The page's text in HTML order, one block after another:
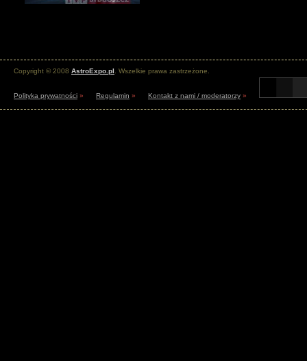
Copyright © 2008 AstroExpo.pl . Wszelkie prawa zastrzeżone.
Polityka prywatności » Regulamin » Kontakt z nami / moderatorzy »